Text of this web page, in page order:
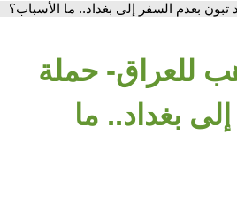
بعدم السفر إلى بغداد.. ما الأسباب؟
للعراق- حملة
بغداد.. ما